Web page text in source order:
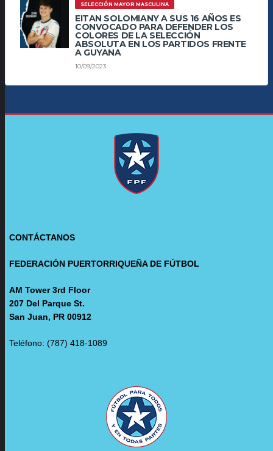
SELECCIÓN MAYOR MASCULINA
EITAN SOLOMIANY A SUS 16 AÑOS ES
CONVOCADO PARA DEFENDER LOS
COLORES DE LA SELECCIÓN
ABSOLUTA EN LOS PARTIDOS FRENTE
A GUYANA
10/09/2023
CONTÁCTANOS
FEDERACIÓN PUERTORRIQUEÑA DE FÚTBOL
AM Tower 3rd Floor
207 Del Parque St.
San Juan, PR 00912
Teléfono: (787) 418-1089